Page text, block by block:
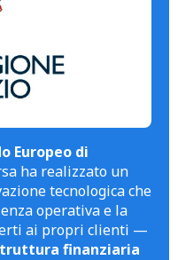
Europeo di
ha realizzato un
tecnologica che
operativa e la
ai propri clienti —
finanziaria